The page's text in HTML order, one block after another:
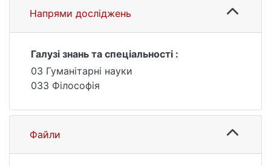
Напрями досліджень
Галузі знань та спеціальності :
03 Гуманітарні науки
033 Філософія
Файли